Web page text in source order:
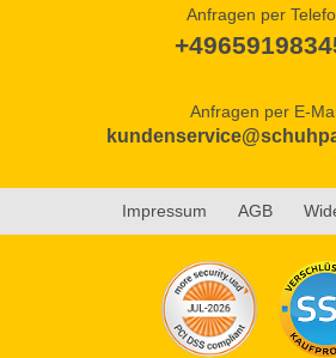
Anfragen per
Anfragen per E-
Impressum AGB